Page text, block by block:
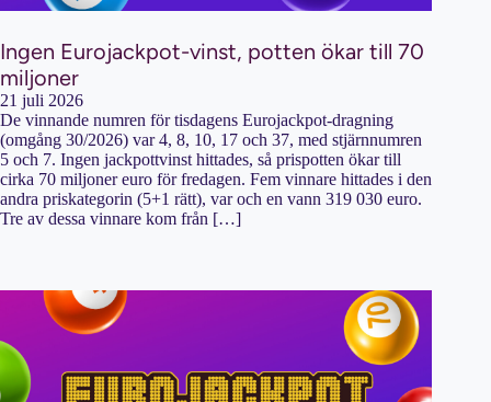
Ingen Eurojackpot-vinst, potten ökar till 70
miljoner
21 juli 2026
De vinnande numren för tisdagens Eurojackpot-dragning
(omgång 30/2026) var 4, 8, 10, 17 och 37, med stjärnnumren
5 och 7. Ingen jackpottvinst hittades, så prispotten ökar till
cirka 70 miljoner euro för fredagen. Fem vinnare hittades i den
andra priskategorin (5+1 rätt), var och en vann 319 030 euro.
Tre av dessa vinnare kom från […]